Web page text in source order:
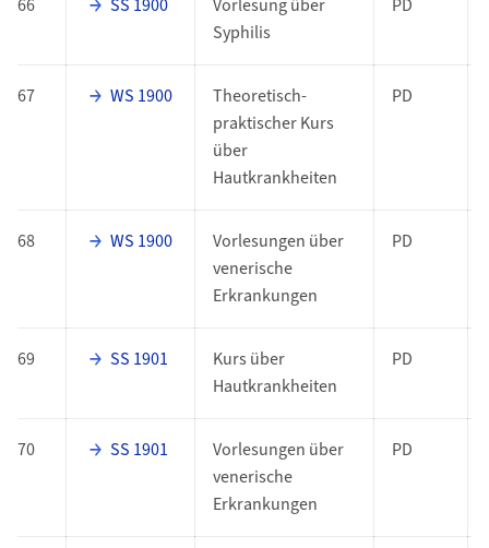
66 SS 1900
Vorlesung über
Syphilis
PD
67 WS 1900
Theoretisch-
praktischer Kurs
über
Hautkrankheiten
PD
68 WS 1900
Vorlesungen über
venerische
Erkrankungen
PD
69 SS 1901
Kurs über
Hautkrankheiten
PD
70 SS 1901
Vorlesungen über
venerische
Erkrankungen
PD